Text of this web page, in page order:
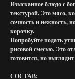
Изысканное блюдо с
текстурой. Это мясо,
сочность и нежность,
корочку.
Попробуйте подать
рисовой смесью. Это
готовится, но
СОСТАВ: